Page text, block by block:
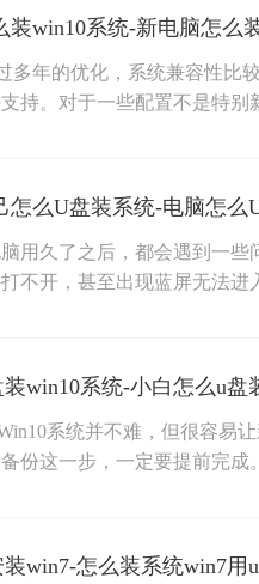
装win10系统-新电脑怎么
多年的优化，系统兼容性比
持。对于一些配置不是特
怎么U盘装系统-电脑怎么
用久了之后，都会遇到一
不开，甚至出现蓝屏无法
win10系统-小白怎么u盘
系统并不难，但很容易
份这一步，一定要提前完
win7-怎么装系统win7用